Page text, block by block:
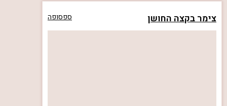
צימר בקצה החושן ספסופה